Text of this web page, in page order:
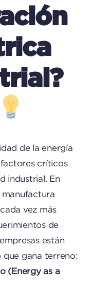
de la energía
críticos
industrial. En
manufactura
vez más
de
están
que gana terreno:
(Energy as a